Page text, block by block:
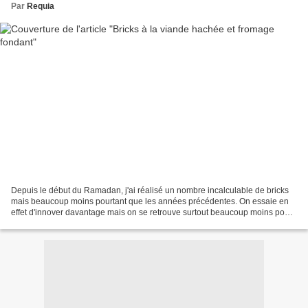
Par Requia
Depuis le début du Ramadan, j'ai réalisé un nombre incalculable de bricks
mais beaucoup moins pourtant que les années précédentes. On essaie en
effet d'innover davantage mais on se retrouve surtout beaucoup moins pour